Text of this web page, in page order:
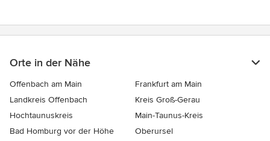
Orte in der Nähe
Offenbach am Main
Frankfurt am Main
Landkreis Offenbach
Kreis Groß-Gerau
Hochtaunuskreis
Main-Taunus-Kreis
Bad Homburg vor der Höhe
Oberursel